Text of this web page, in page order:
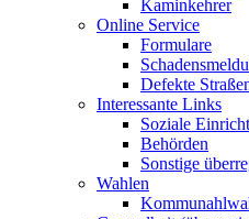
Kaminkehrer
Online Service
Formulare
Defekte
Interessante Links
Soziale
Behörden
Sonstige
Wahlen